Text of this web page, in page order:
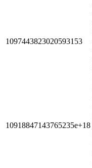
1097443823020593153
10918847143765235e+18